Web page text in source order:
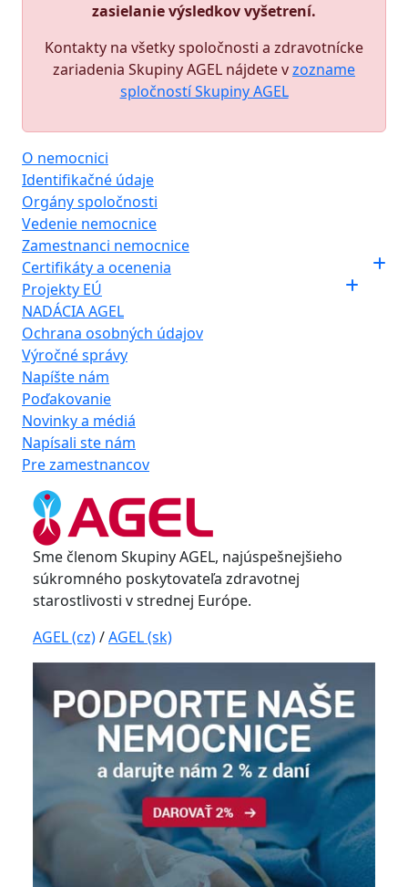
zasielanie výsledkov vyšetrení.
Kontakty na všetky spoločnosti a zdravotnícke
zariadenia Skupiny AGEL nájdete vzozname
spločností Skupiny AGEL
O nemocnici
Identifikačné údaje
Orgány spoločnosti
Vedenie nemocnice
Zamestnanci nemocnice
Certifikáty a ocenenia
Projekty EÚ
NADÁCIA AGEL
Ochrana osobných údajov
Výročné správy
Napíšte nám
Poďakovanie
Novinky a médiá
Napísali ste nám
Pre zamestnancov
Sme členom Skupiny AGEL, najúspešnejšieho
súkromného poskytovateľa zdravotnej
starostlivosti v strednej Európe.
AGEL (cz)/AGEL (sk)